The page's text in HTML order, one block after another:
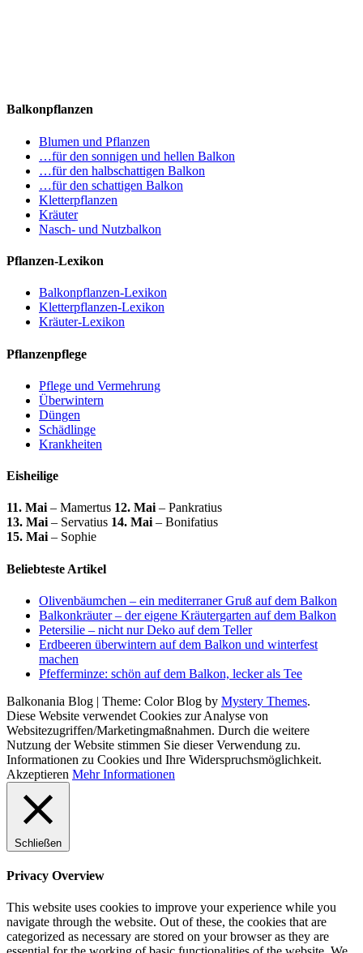
Balkonpflanzen
Blumen und Pflanzen
…für den sonnigen und hellen Balkon
…für den halbschattigen Balkon
…für den schattigen Balkon
Kletterpflanzen
Kräuter
Nasch- und Nutzbalkon
Pflanzen-Lexikon
Balkonpflanzen-Lexikon
Kletterpflanzen-Lexikon
Kräuter-Lexikon
Pflanzenpflege
Pflege und Vermehrung
Überwintern
Düngen
Schädlinge
Krankheiten
Eisheilige
11. Mai – Mamertus 12. Mai – Pankratius
13. Mai – Servatius 14. Mai – Bonifatius
15. Mai – Sophie
Beliebteste Artikel
Olivenbäumchen – ein mediterraner Gruß auf dem Balkon
Balkonkräuter – der eigene Kräutergarten auf dem Balkon
Petersilie – nicht nur Deko auf dem Teller
Erdbeeren überwintern auf dem Balkon und winterfest
machen
Pfefferminze: schön auf dem Balkon, lecker als Tee
Balkonania Blog | Theme: Color Blog by Mystery Themes.
Diese Website verwendet Cookies zur Analyse von
Websitezugriffen/Marketingmaßnahmen. Durch die weitere
Nutzung der Website stimmen Sie dieser Verwendung zu.
Informationen zu Cookies und Ihre Widerspruchsmöglichkeit.
Akzeptieren Mehr Informationen
Schließen
Privacy Overview
This website uses cookies to improve your experience while you
navigate through the website. Out of these, the cookies that are
categorized as necessary are stored on your browser as they are